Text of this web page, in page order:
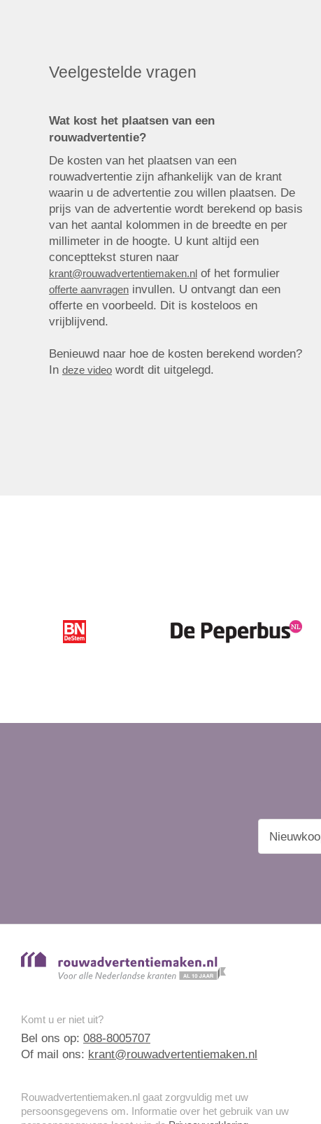
Veelgestelde vragen
Wat kost het plaatsen van een
rouwadvertentie?
De kosten van het plaatsen van een
rouwadvertentie zijn afhankelijk van de krant
waarin u de advertentie zou willen plaatsen. De
prijs van de advertentie wordt berekend op basis
van het aantal kolommen in de breedte en per
millimeter in de hoogte. U kunt altijd een
concepttekst sturen naar
krant@rouwadvertentiemaken.nl of het formulier
offerte aanvragen invullen. U ontvangt dan een
offerte en voorbeeld. Dit is kosteloos en
vrijblijvend.
Benieuwd naar hoe de kosten berekend worden?
In deze video wordt dit uitgelegd.
Komt u er niet uit?
Bel ons op: 088-8005707
Of mail ons: krant@rouwadvertentiemaken.nl
Rouwadvertentiemaken.nl gaat zorgvuldig met uw
persoonsgegevens om. Informatie over het gebruik van uw